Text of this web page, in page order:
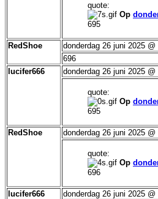
quote:
Op
695
RedShoe
donderdag 26 juni 2025 @
696
lucifer666
donderdag 26 juni 2025 @
quote:
Op
695
RedShoe donderdag 26 juni 2025 @
quote:
Op
696
lucifer666
donderdag 26 juni 2025 @